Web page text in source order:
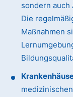
sondern auch
Die
Maßnahmen